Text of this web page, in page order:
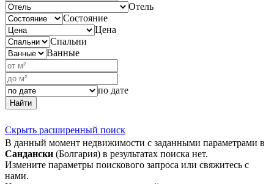
Отель
Состояние
Цена
Спальни
Ванные
по дате
Найти
Скрыть расширенный поиск
В данный момент недвижимости с заданными параметрами в
Сандански (Болгария) в результатах поиска нет.
Измените параметры поискового запроса или свяжитесь с
нами.